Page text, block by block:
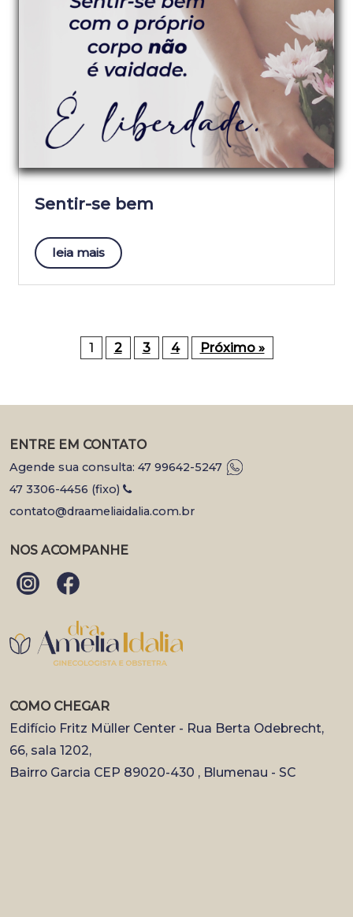
Sentir-se bem
leia mais
1 2 3 4 Próximo »
ENTRE EM CONTATO
Agende sua consulta: 47 99642-5247
47 3306-4456 (fixo)
contato@draameliaidalia.com.br
NOS ACOMPANHE
COMO CHEGAR
Edifício Fritz Müller Center - Rua Berta Odebrecht,
66, sala 1202,
Bairro Garcia CEP 89020-430 , Blumenau - SC